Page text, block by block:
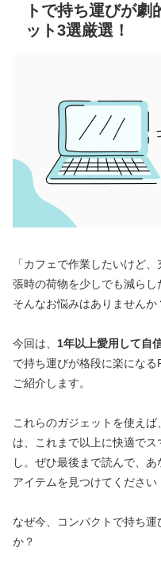
トで持ち運びが
ット3選厳選！
「カフェで作業したいけど
張時の荷物を少しでも減らし
そんなお悩みはありませんか
今回は、 1年以上愛用して自
で持ち運びが格段に楽にな
ご紹介します。
これらのガジェットを使え
は、これまで以上に快適で
し。ぜひ最後まで読んで、
アイテムを見つけてください
なぜ今、コンパクトで持ち
か？